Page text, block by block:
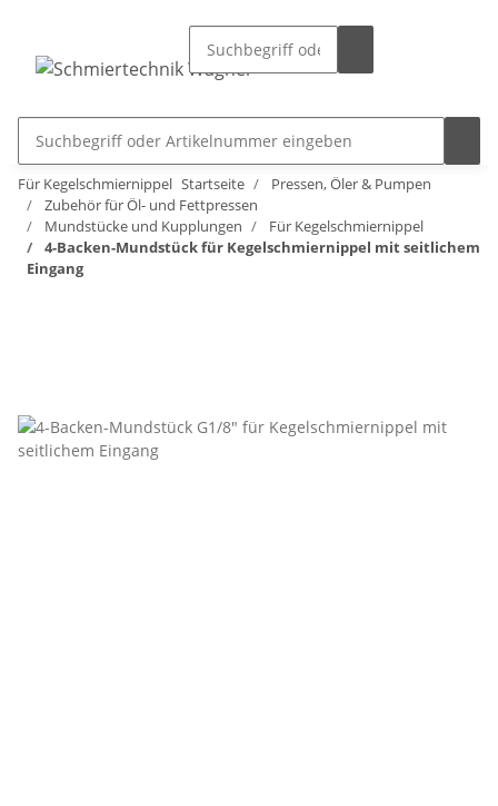
Für Kegelschmiernippel Startseite
Pressen, Öler & Pumpen
Zubehör für Öl- und Fettpressen
Mundstücke und Kupplungen
Für Kegelschmiernippel
4-Backen-Mundstück für Kegelschmiernippel mit seitlichem
Eingang